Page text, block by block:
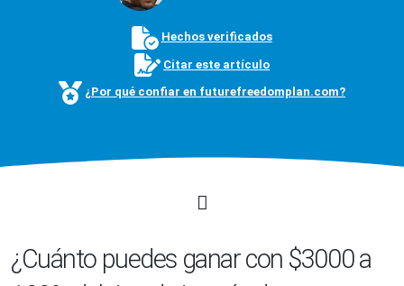
Hechos verificados
Citar este artículo
¿Por qué confiar en futurefreedomplan.com?
¿Cuánto puedes ganar con $3000 a